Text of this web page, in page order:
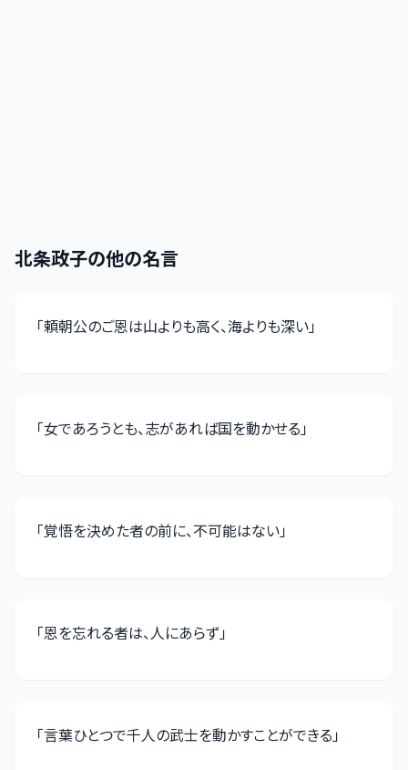
北条政子の他の名言
「頼朝公のご恩は山よりも高く、海よりも深い」
「女であろうとも、志があれば国を動かせる」
「覚悟を決めた者の前に、不可能はない」
「恩を忘れる者は、人にあらず」
「言葉ひとつで千人の武士を動かすことができる」